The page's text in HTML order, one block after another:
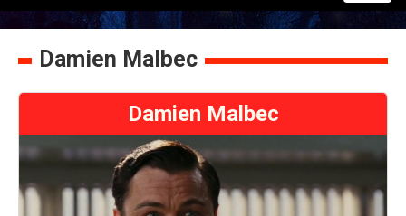
Damien Malbec
Damien Malbec